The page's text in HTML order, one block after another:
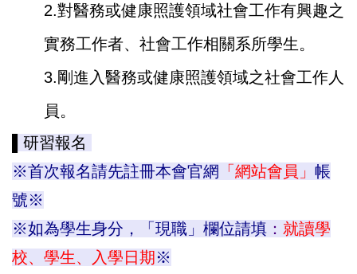
2.對醫務或健康照護領域社會工作有興趣之
實務工作者、社會工作相關系所學生。
3.剛進入醫務或健康照護領域之社會工作人
員。
研習報名
※首次報名請先註冊本會官網 「網站會員」 帳
號※
※如為學生身分，「現職」欄位請填 ： 就讀學
校、學生、入學日期※